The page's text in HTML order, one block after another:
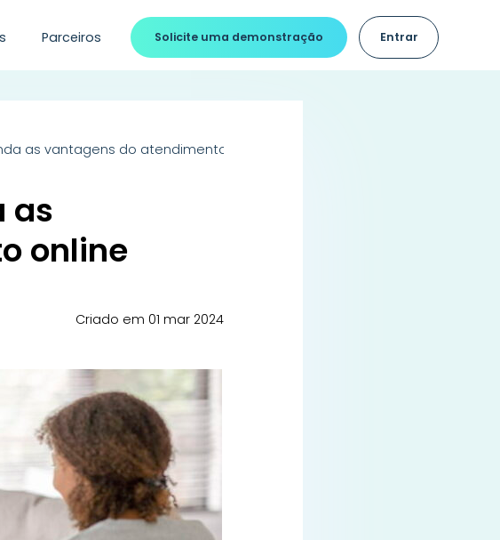
Parceiros Solicite uma demonstração Entrar
as vantagens do atendimento online
as
online
Criado em 01 mar 2024